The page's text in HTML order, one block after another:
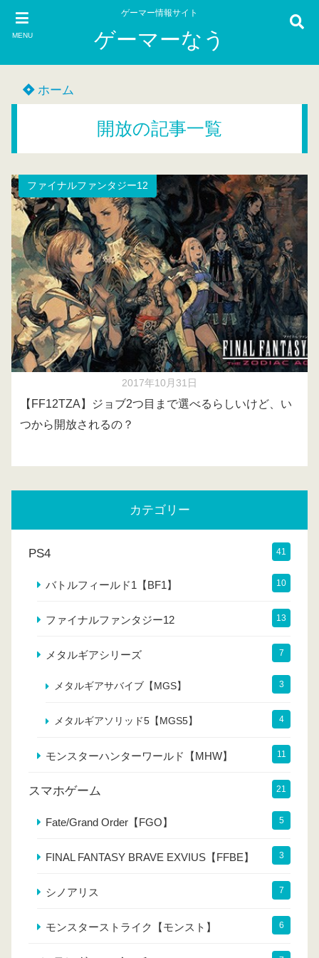
MENU
ゲーマー情報サイト
ゲーマーなう
ホーム
開放の記事一覧
ファイナルファンタジー12
2017年10月31日
【FF12TZA】ジョブ2つ目まで選べるらしいけど、い
つから開放されるの？
カテゴリー
PS4 41
バトルフィールド1【BF1】 10
ファイナルファンタジー12 13
メタルギアシリーズ 7
メタルギアサバイブ【MGS】 3
メタルギアソリッド5【MGS5】 4
モンスターハンターワールド【MHW】 11
スマホゲーム 21
Fate/Grand Order【FGO】 5
FINAL FANTASY BRAVE EXVIUS【FFBE】 3
シノアリス 7
モンスターストライク【モンスト】 6